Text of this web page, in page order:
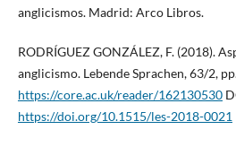
anglicismos. Madrid: Arco Libros.
RODRÍGUEZ GONZÁLEZ, F. (2018).
anglicismo. Lebende Sprachen, 63/2,
https://core.ac.uk/reader/162130530
https://doi.org/10.1515/les-2018-0021